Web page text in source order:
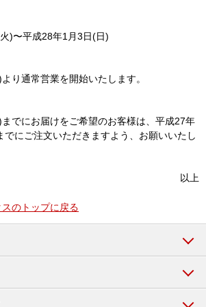
)〜平成28年1月3日(日)
り通常営業を開始いたします。
でにお届けをご希望のお客様は、平成27年
にご注文いただきますよう、お願いいたし
以上
のトップに戻る